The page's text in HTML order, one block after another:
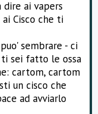
dire ai vapers
Cisco che ti
sembrare - ci
sei fatto le ossa
cartom, cartom
un cisco che
ad avviarlo